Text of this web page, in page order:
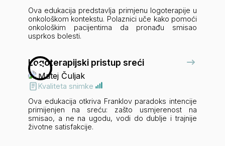
Ova edukacija predstavlja primjenu logoterapije u
onkološkom kontekstu. Polaznici uče kako pomoći
onkološkim pacijentima da pronađu smisao
usprkos bolesti.
6
Logoterapijski pristup sreći
Matej Čuljak
Kvaliteta snimke
Ova edukacija otkriva Franklov paradoks intencije
primijenjen na sreću: zašto usmjerenost na
smisao, a ne na ugodu, vodi do dublje i trajnije
životne satisfakcije.